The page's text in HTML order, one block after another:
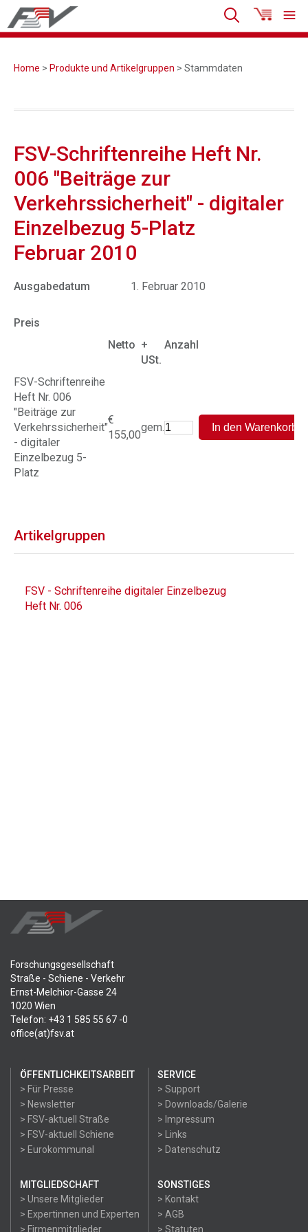
Home > Produkte und Artikelgruppen > Stammdaten
FSV-Schriftenreihe Heft Nr.
006 "Beiträge zur
Verkehrssicherheit" - digitaler
Einzelbezug 5-Platz
Februar 2010
Ausgabedatum 1. Februar 2010
Preis
Netto +
USt.
Anzahl
FSV-Schriftenreihe
Heft Nr. 006
"Beiträge zur
Verkehrssicherheit"
- digitaler
Einzelbezug 5-
Platz
€
155,00
gem.
Artikelgruppen
FSV - Schriftenreihe digitaler Einzelbezug
Heft Nr. 006
Forschungsgesellschaft
Straße - Schiene - Verkehr
Ernst-Melchior-Gasse 24
1020 Wien
Telefon: +43 1 585 55 67 -0
office(at)fsv.at
ÖFFENTLICHKEITSARBEIT
> Für Presse
> Newsletter
> FSV-aktuell Straße
> FSV-aktuell Schiene
> Eurokommunal
SERVICE
> Support
> Downloads/Galerie
> Impressum
> Links
> Datenschutz
MITGLIEDSCHAFT
> Unsere Mitglieder
> Expertinnen und Experten
> Firmenmitglieder
SONSTIGES
> Kontakt
> AGB
> Statuten